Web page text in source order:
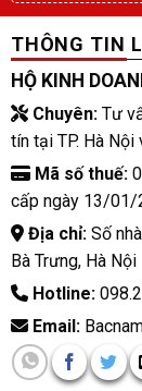
THÔNG TIN
HỘ KINH
Chuyên:Tư
tín tại TP. Hà Nội
Mã số thuế:
cấp ngày 13/01/
Địa chỉ:Số
Bà Trưng, Hà Nội
Hotline:
Email: